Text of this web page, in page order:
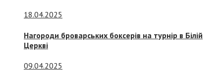
18.04.2025
Нагороди броварських боксерів на турнір в Білій
Церкві
09.04.2025